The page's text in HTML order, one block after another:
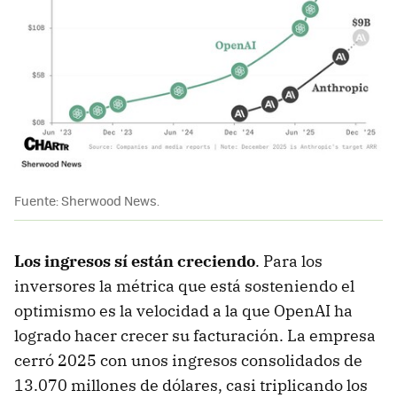
Fuente: Sherwood News.
Los ingresos sí están creciendo. Para los
inversores la métrica que está sosteniendo el
optimismo es la velocidad a la que OpenAI ha
logrado hacer crecer su facturación. La empresa
cerró 2025 con unos ingresos consolidados de
13.070 millones de dólares, casi triplicando los